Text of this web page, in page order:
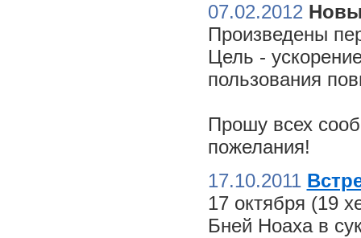
07.02.2012
Произведены
Цель -
пользования
Прошу всех
пожелания!
17.10.2011
17 октября (19
Бней Ноаха в